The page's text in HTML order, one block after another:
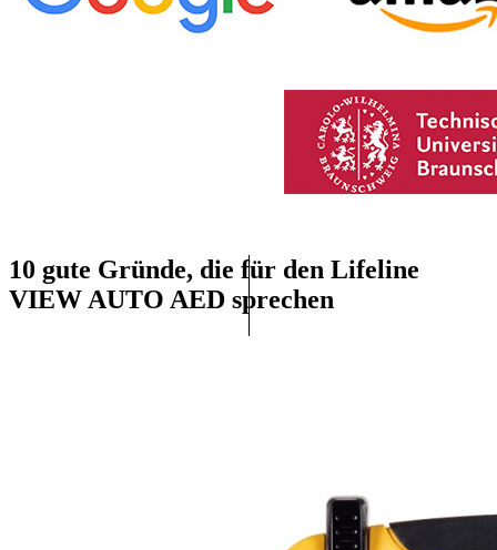
10 gute Gründe, die für den Lifeline
VIEW AUTO AED sprechen